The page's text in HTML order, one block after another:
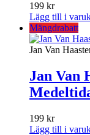
199 kr
Lägg till i
Mängdrabatt
Jan Van
Jan Van
199 kr
Lägg till i